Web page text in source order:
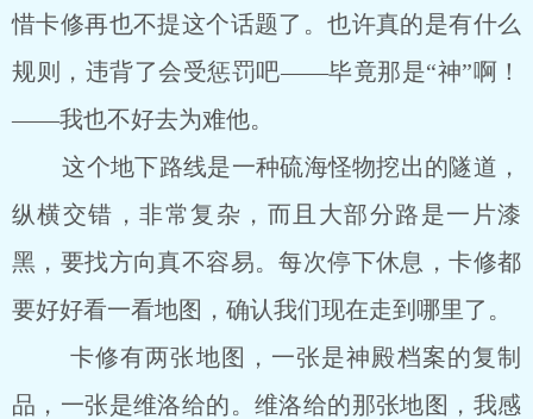
惜卡修再也不提这个话题了。也许真的是有什么
规则，违背了会受惩罚吧——毕竟那是“神”啊！
——我也不好去为难他。
这个地下路线是一种硫海怪物挖出的隧道，
纵横交错，非常复杂，而且大部分路是一片漆
黑，要找方向真不容易。每次停下休息，卡修都
要好好看一看地图，确认我们现在走到哪里了。
卡修有两张地图，一张是神殿档案的复制
品，一张是维洛给的。维洛给的那张地图，我感